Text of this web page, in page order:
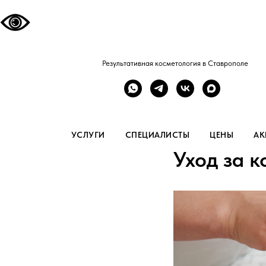
Результативная косметология в Ставрополе
УСЛУГИ СПЕЦИАЛИСТЫ ЦЕНЫ
Уход за